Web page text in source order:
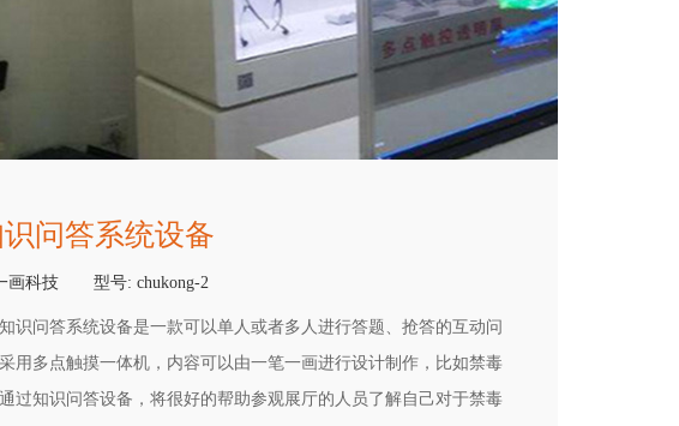
问答系统设备
画科技 型号: chukong-2
识问答系统设备是一款可以单人或者多人进行答题、抢答的互动问
用多点触摸一体机，内容可以由一笔一画进行设计制作，比如禁毒
过知识问答设备，将很好的帮助参观展厅的人员了解自己对于禁毒